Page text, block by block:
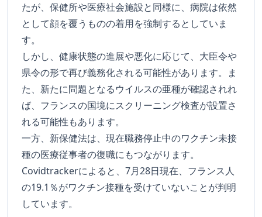
たが、保健所や医療社会施設と同様に、病院は依然
として顔を覆うものの着用を強制するとしていま
す。
しかし、健康状態の進展や悪化に応じて、大臣令や
県令の形で再び義務化される可能性があります。ま
た、新たに問題となるウイルスの亜種が確認されれ
ば、フランスの国境にスクリーニング検査が設置さ
れる可能性もあります。
一方、新保健法は、現在職務停止中のワクチン未接
種の医療従事者の復職にもつながります。
Covidtrackerによると、7月28日現在、フランス人
の19.1％がワクチン接種を受けていないことが判明
しています。